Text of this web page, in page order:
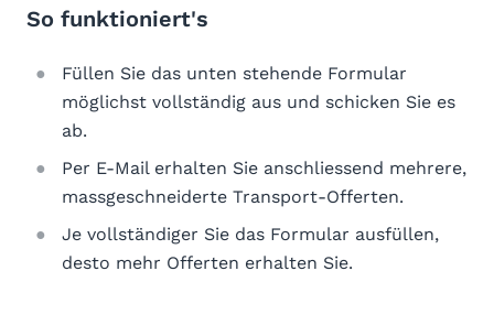
So funktioniert's
Füllen Sie das unten stehende Formular
möglichst vollständig aus und schicken Sie es
ab.
Per E-Mail erhalten Sie anschliessend mehrere,
massgeschneiderte Transport-Offerten.
Je vollständiger Sie das Formular ausfüllen,
desto mehr Offerten erhalten Sie.